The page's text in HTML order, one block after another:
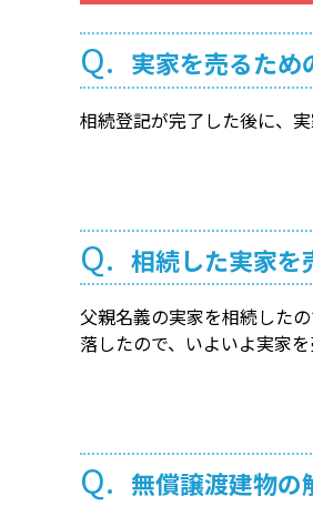
Q. 実家を売るため
相続登記が完了した後に、
Q. 相続した実家を
父親名義の実家を相続した
落したので、いよいよ実家
Q. 無償譲渡建物の